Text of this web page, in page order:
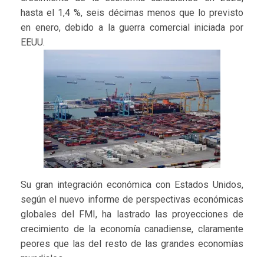
hasta el 1,4 %, seis décimas menos que lo previsto
en enero, debido a la guerra comercial iniciada por
EEUU.
Su gran integración económica con Estados Unidos,
según el nuevo informe de perspectivas económicas
globales del FMI, ha lastrado las proyecciones de
crecimiento de la economía canadiense, claramente
peores que las del resto de las grandes economías